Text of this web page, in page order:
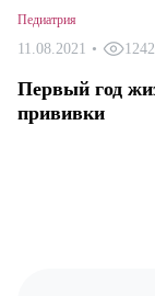
Педиатрия
11.08.2021 •
Первый год
прививки